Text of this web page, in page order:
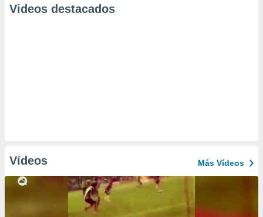
Videos destacados
Vídeos Más Vídeos